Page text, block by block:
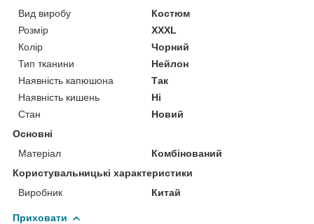
Вид виробу
Костюм
Розмір
XXXL
Колір
Чорний
Тип тканини
Нейлон
Наявність капюшона
Так
Наявність кишень
Ні
Стан
Новий
Основні
Матеріал
Комбінований
Користувальницькі характеристики
Виробник
Китай
Приховати